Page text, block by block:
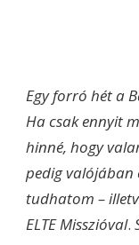
Egy forró hét a
Ha csak ennyit
hinné, hogy
pedig
tudhatom –
ELTE Misszióval.